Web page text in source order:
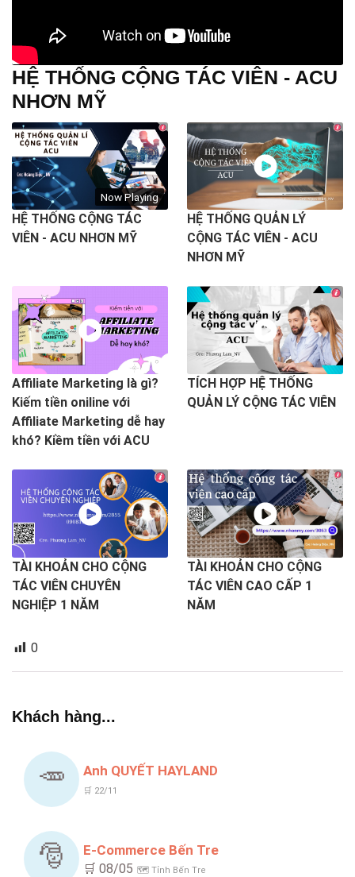
HỆ THỐNG CỘNG TÁC VIÊN - ACU
NHƠN MỸ
Now Playing
HỆ THỐNG CỘNG TÁC
VIÊN - ACU NHƠN MỸ
HỆ THỐNG QUẢN LÝ
CỘNG TÁC VIÊN - ACU
NHƠN MỸ
Affiliate Marketing là gì?
Kiếm tiền oniline với
Affiliate Marketing dễ hay
khó? Kiềm tiền với ACU
TÍCH HỢP HỆ THỐNG
QUẢN LÝ CỘNG TÁC VIÊN
TÀI KHOẢN CHO CỘNG
TÁC VIÊN CHUYÊN
NGHIỆP 1 NĂM
TÀI KHOẢN CHO CỘNG
TÁC VIÊN CAO CẤP 1
NĂM
0
Khách hàng...
🥕 Anh QUYẾT HAYLAND
🛒 22/11
🎅 E-Commerce Bến Tre
🛒 08/05 🗺️ Tỉnh Bến Tre